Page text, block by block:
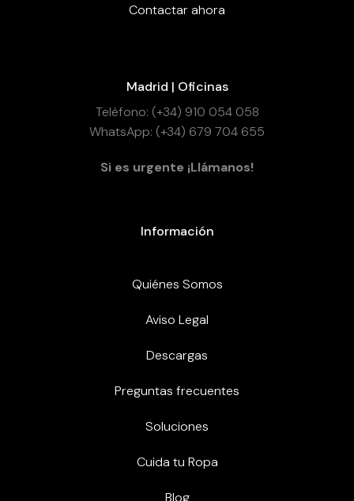
Contactar ahora
Madrid | Oficinas
Teléfono: (+34) 910 054 058
WhatsApp: (+34) 679 704 655
Si es urgente ¡Llámanos!
Información
Quiénes Somos
Aviso Legal
Descargas
Preguntas frecuentes
Soluciones
Cuida tu Ropa
Blog